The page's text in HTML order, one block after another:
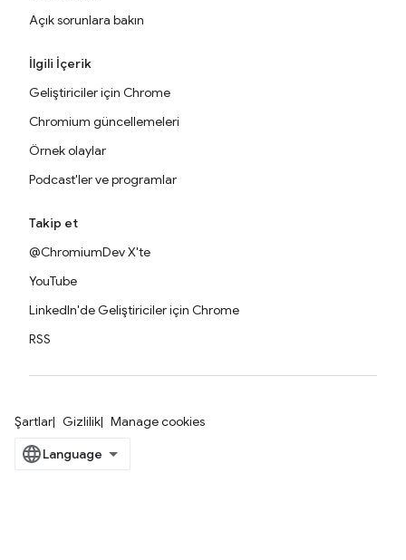
Açık sorunlara bakın
İlgili İçerik
Geliştiriciler için Chrome
Chromium güncellemeleri
Örnek olaylar
Podcast'ler ve programlar
Takip et
@ChromiumDev X'te
YouTube
LinkedIn'de Geliştiriciler için Chrome
RSS
Şartlar Gizlilik Manage cookies